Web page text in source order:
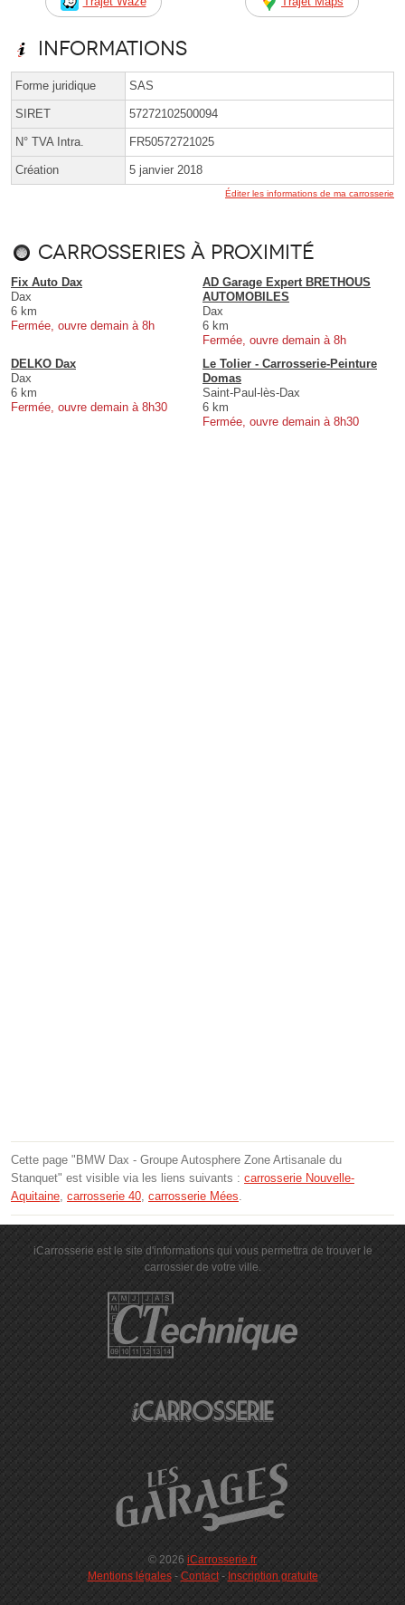
Informations
Forme juridique SAS
SIRET 57272102500094
N° TVA Intra. FR50572721025
Création 5 janvier 2018
Éditer les informations de ma carrosserie
Carrosseries à proximité
Fix Auto Dax
Dax
6 km
Fermée, ouvre demain à 8h
AD Garage Expert BRETHOUS
AUTOMOBILES
Dax
6 km
Fermée, ouvre demain à 8h
DELKO Dax
Dax
6 km
Fermée, ouvre demain à 8h30
Le Tolier - Carrosserie-Peinture
Domas
Saint-Paul-lès-Dax
6 km
Fermée, ouvre demain à 8h30
Cette page "BMW Dax - Groupe Autosphere Zone Artisanale du
Stanquet" est visible via les liens suivants : carrosserie Nouvelle-
Aquitaine, carrosserie 40, carrosserie Mées.
iCarrosserie est le site d'informations qui vous permettra de trouver le
carrossier de votre ville.
© 2026 iCarrosserie.fr
Mentions légales- Contact- Inscription gratuite